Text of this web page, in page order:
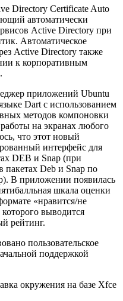
Directory Certificate Auto
автоматически
Active Directory при
Автоматическое
Active Directory также
к корпоративным
приложений Ubuntu
Dart с использованием
методов компоновки
на экранах любого
что этот новый
интерфейс для
DEB и Snap (при
Deb и Snap по
В приложении появилась
шкала оценки
«нравится/не
выводится
рейтинг.
пользовательское
поддержкой
окружения на базе Xfce